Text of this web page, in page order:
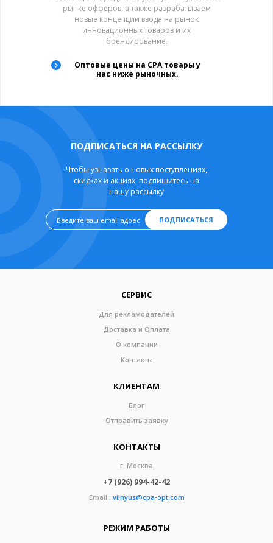
рынке офферов, а также разрабатываем
новые концепции ввода на рынок
инновационных товаров и их
брендирование.
Оптовые цены на CPA товары у
нас ниже рыночных.
ПОДПИСАТЬСЯ НА РАССЫЛКУ
Чтобы узнавать о новых поступлениях,
скидках и акциях, подпишитесь на
нашу рассылку
ПОДПИСАТЬСЯ
СЕРВИС
Для рекламодателей
Доставка и Оплата
О компании
Контакты
КЛИЕНТАМ
Блог
Отправить заявку
КОНТАКТЫ
г. Москва
+7 (926) 994-42-42
Email : vilnyus@cpa-opt.com
РЕЖИМ РАБОТЫ